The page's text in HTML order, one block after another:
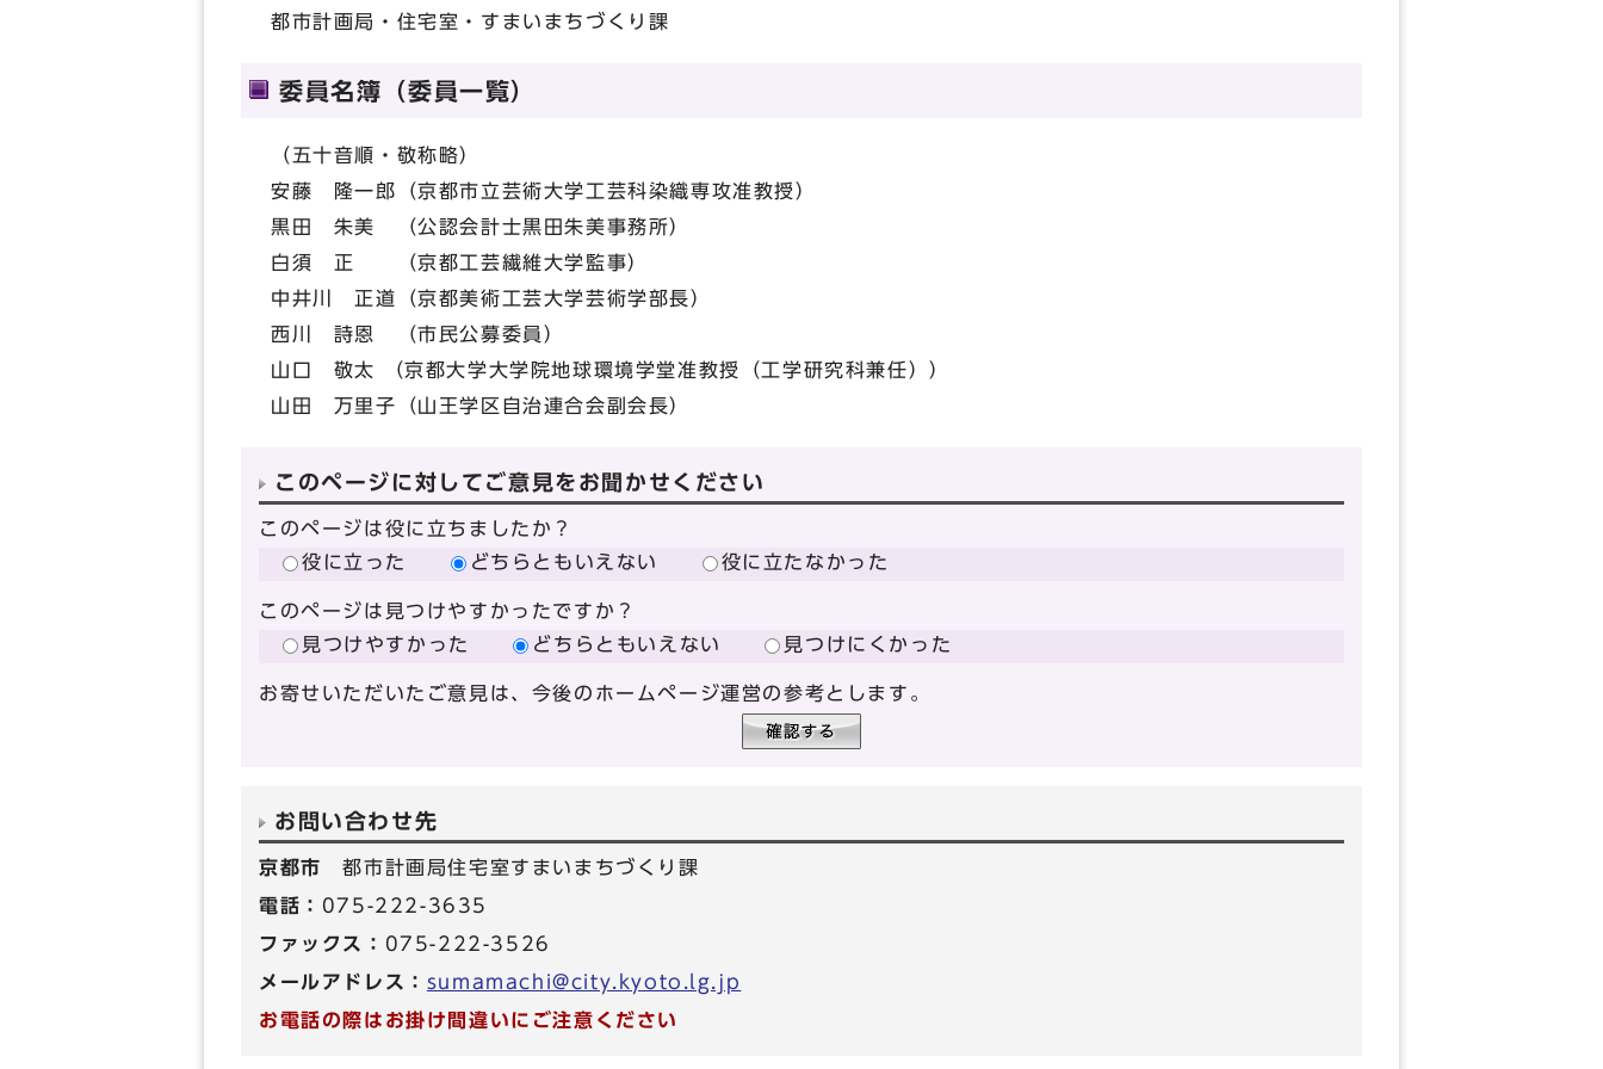
都市計画局・住宅室・すまいまちづくり課
委員名簿（委員一覧）
（五十音順・敬称略）
安藤 隆一郎（京都市立芸術大学工芸科染織専攻准教授）
黒田 朱美 （公認会計士黒田朱美事務所）
白須 正 （京都工芸繊維大学監事）
中井川 正道（京都美術工芸大学芸術学部長）
西川 詩恩 （市民公募委員）
山口 敬太 （京都大学大学院地球環境学堂准教授（工学研究科兼任））
山田 万里子（山王学区自治連合会副会長）
このページに対してご意見をお聞かせください
このページは役に立ちましたか？
役に立った
どちらともいえない 役に立たなかった
このページは見つけやすかったですか？
見つけやすかった
どちらともいえない 見つけにくかった
お寄せいただいたご意見は、今後のホームページ運営の参考とします。
お問い合わせ先
京都市都市計画局住宅室すまいまちづくり課
電話： 075-222-3635
ファックス： 075-222-3526
メールアドレス： sumamachi@city.kyoto.lg.jp
お電話の際はお掛け間違いにご注意ください